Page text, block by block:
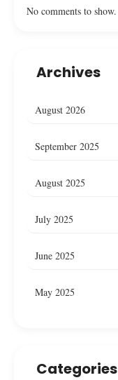
No comments to show.
Archives
August 2026
September 2025
August 2025
July 2025
June 2025
May 2025
Categories